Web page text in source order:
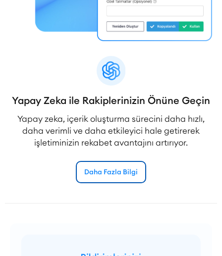
Yapay Zeka ile Rakiplerinizin Önüne Geçin
Yapay zeka, içerik oluşturma sürecini daha hızlı,
daha verimli ve daha etkileyici hale getirerek
işletiminizin rekabet avantajını artırıyor.
Daha Fazla Bilgi